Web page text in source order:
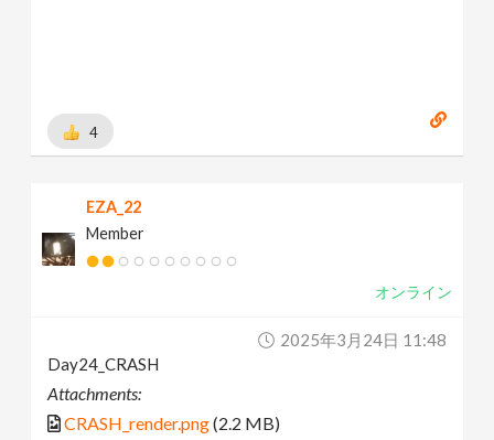
4
EZA_22
Member
オンライン
2025年3月24日 11:48
Day24_CRASH
Attachments:
CRASH_render.png(2.2 MB)